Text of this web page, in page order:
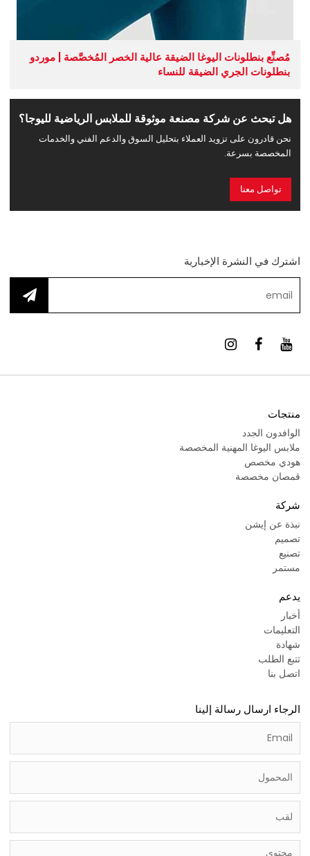
مُصنِّع بنطلونات اليوغا الضيقة عالية الخصر المُخصَّصة | موردو
بنطلونات الجري الضيقة للنساء
هل تبحث عن شركة مصنعة موثوقة للملابس الرياضية لليوجا؟
نحن قادرون على تزويد العملاء بتحليل السوق والدعم الفني والخدمات
المخصصة بسرعة.
تواصل معنا
اشترك في النشرة الإخبارية
منتجات
الوافدون الجدد
ملابس اليوغا المهنية المخصصة
هودي مخصص
قمصان مخصصة
شركة
نبذة عن إيشن
تصميم
تصنيع
مستمر
يدعم
أخبار
التعليمات
شهادة
تتبع الطلب
اتصل بنا
الرجاء ارسال رسالة إلينا